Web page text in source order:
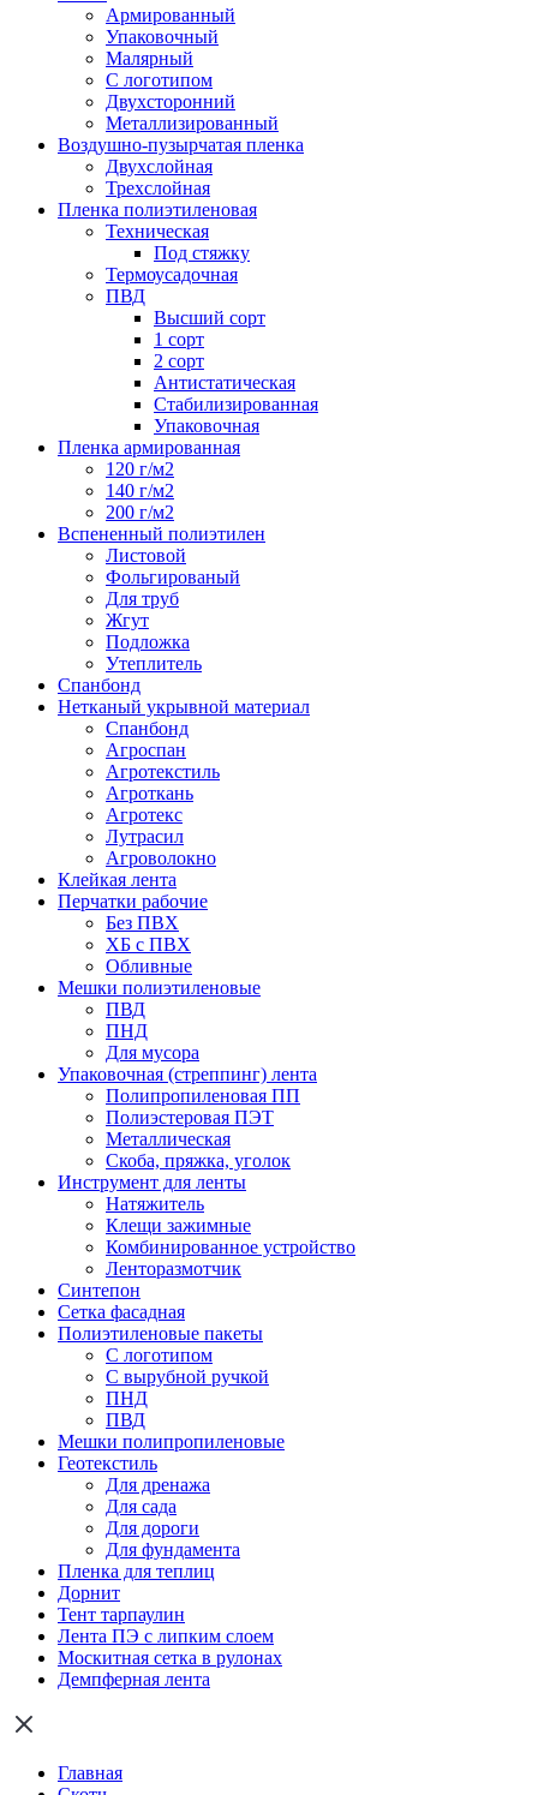
Армированный
Упаковочный
Малярный
С логотипом
Двухсторонний
Металлизированный
Воздушно-пузырчатая пленка
Двухслойная
Трехслойная
Пленка полиэтиленовая
Техническая
Под стяжку
Термоусадочная
ПВД
Высший сорт
1 сорт
2 сорт
Антистатическая
Стабилизированная
Упаковочная
Пленка армированная
120 г/м2
140 г/м2
200 г/м2
Вспененный полиэтилен
Листовой
Фольгированый
Для труб
Жгут
Подложка
Утеплитель
Спанбонд
Нетканый укрывной материал
Спанбонд
Агроспан
Агротекстиль
Агроткань
Агротекс
Лутрасил
Агроволокно
Клейкая лента
Перчатки рабочие
Без ПВХ
ХБ с ПВХ
Обливные
Мешки полиэтиленовые
ПВД
ПНД
Для мусора
Упаковочная (стреппинг) лента
Полипропиленовая ПП
Полиэстеровая ПЭТ
Металлическая
Скоба, пряжка, уголок
Инструмент для ленты
Натяжитель
Клещи зажимные
Комбинированное устройство
Ленторазмотчик
Синтепон
Сетка фасадная
Полиэтиленовые пакеты
С логотипом
С вырубной ручкой
ПНД
ПВД
Мешки полипропиленовые
Геотекстиль
Для дренажа
Для сада
Для дороги
Для фундамента
Пленка для теплиц
Дорнит
Тент тарпаулин
Лента ПЭ с липким слоем
Москитная сетка в рулонах
Демпферная лента
Главная